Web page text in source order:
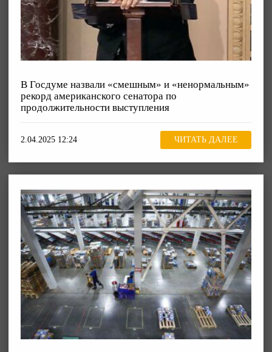
В Госдуме назвали «смешным» и «ненормальным»
рекорд американского сенатора по
продолжительности выступления
2.04.2025 12:24 ЧИТАТЬ ДАЛЕЕ